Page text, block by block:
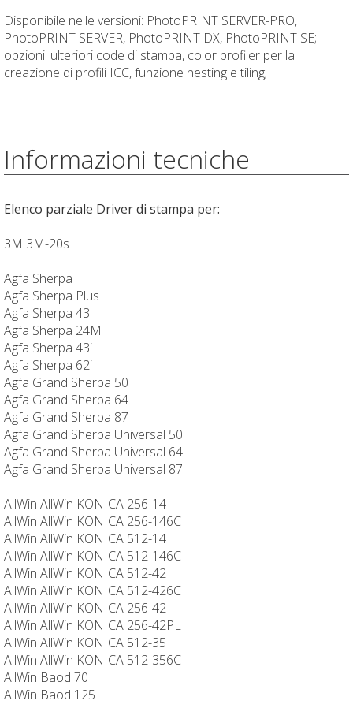
Disponibile nelle versioni: PhotoPRINT SERVER-PRO,
PhotoPRINT SERVER, PhotoPRINT DX, PhotoPRINT SE;
opzioni: ulteriori code di stampa, color profiler per la
creazione di profili ICC, funzione nesting e tiling;
Informazioni tecniche
Elenco parziale Driver di stampa per:
3M 3M-20s
Agfa Sherpa
Agfa Sherpa Plus
Agfa Sherpa 43
Agfa Sherpa 24M
Agfa Sherpa 43i
Agfa Sherpa 62i
Agfa Grand Sherpa 50
Agfa Grand Sherpa 64
Agfa Grand Sherpa 87
Agfa Grand Sherpa Universal 50
Agfa Grand Sherpa Universal 64
Agfa Grand Sherpa Universal 87
AllWin AllWin KONICA 256-14
AllWin AllWin KONICA 256-146C
AllWin AllWin KONICA 512-14
AllWin AllWin KONICA 512-146C
AllWin AllWin KONICA 512-42
AllWin AllWin KONICA 512-426C
AllWin AllWin KONICA 256-42
AllWin AllWin KONICA 256-42PL
AllWin AllWin KONICA 512-35
AllWin AllWin KONICA 512-356C
AllWin Baod 70
AllWin Baod 125